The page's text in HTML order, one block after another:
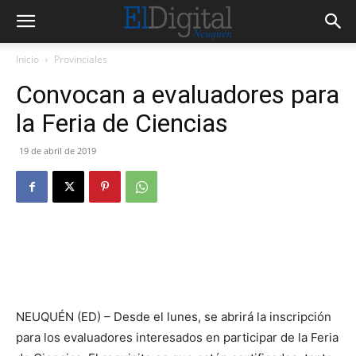
Inicio Provinciales
Convocan a evaluadores para
la Feria de Ciencias
19 de abril de 2019
NEUQUÉN (ED) – Desde el lunes, se abrirá la inscripción
para los evaluadores interesados en participar de la Feria